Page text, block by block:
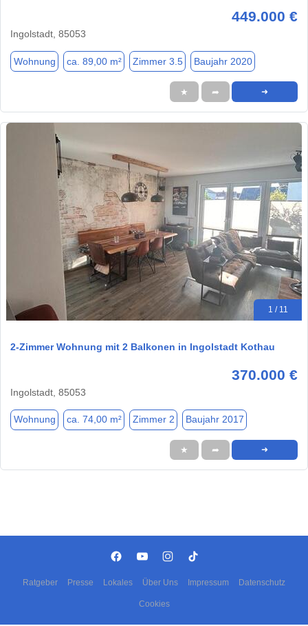
449.000 €
Ingolstadt, 85053
Wohnung ca. 89,00 m² Zimmer 3.5 Baujahr 2020
★ ➦ ➜
1 / 11
2-Zimmer Wohnung mit 2 Balkonen in Ingolstadt Kothau
370.000 €
Ingolstadt, 85053
Wohnung ca. 74,00 m² Zimmer 2 Baujahr 2017
★ ➦ ➜
Ratgeber Presse Lokales Über Uns Impressum Datenschutz
Cookies